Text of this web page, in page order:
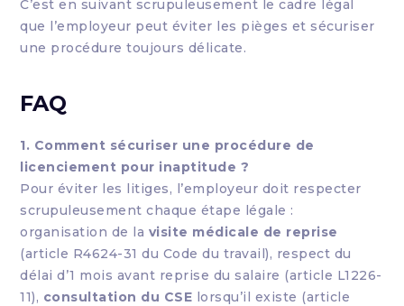
C’est en suivant scrupuleusement le cadre légal
que l’employeur peut éviter les pièges et sécuriser
une procédure toujours délicate.
FAQ
1. Comment sécuriser une procédure de
licenciement pour inaptitude ?
Pour éviter les litiges, l’employeur doit respecter
scrupuleusement chaque étape légale :
organisation de la visite médicale de reprise
(article R4624-31 du Code du travail), respect du
délai d’1 mois avant reprise du salaire (article L1226-
11), consultation du CSE lorsqu’il existe (article